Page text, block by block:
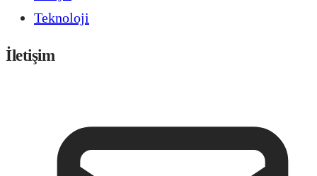
Teknoloji
İletişim